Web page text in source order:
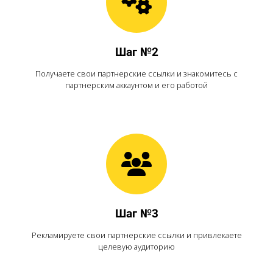
Шаг №2
Получаете свои партнерские ссылки и знакомитесь с
партнерским аккаунтом и его работой
Шаг №3
Рекламируете свои партнерские ссылки и привлекаете
целевую аудиторию